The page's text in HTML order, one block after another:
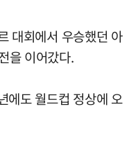
대회에서 우승했던 아
을 이어갔다.
도 월드컵 정상에 오